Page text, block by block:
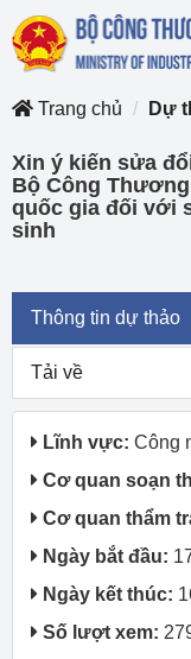
Trang chủ
Dự
Xin ý kiến sửa
Bộ Công
quốc gia đối với
sinh
Thông tin dự thảo
Tải về
Lĩnh vực: Công
Cơ quan soạn
Cơ quan thẩm
Ngày bắt đầu:
Ngày kết thúc:
Số lượt xem: